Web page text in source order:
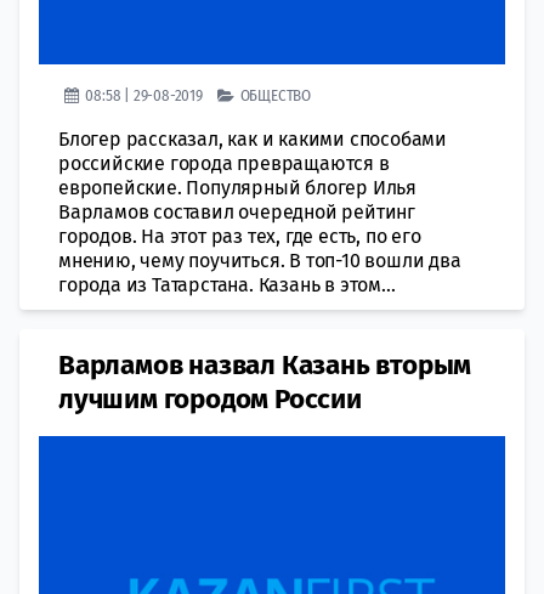
08:58 | 29-08-2019 ОБЩЕСТВО
Блогер рассказал, как и какими способами
российские города превращаются в
европейские. Популярный блогер Илья
Варламов составил очередной рейтинг
городов. На этот раз тех, где есть, по его
мнению, чему поучиться. В топ-10 вошли два
города из Татарстана. Казань в этом...
Варламов назвал Казань вторым
лучшим городом России